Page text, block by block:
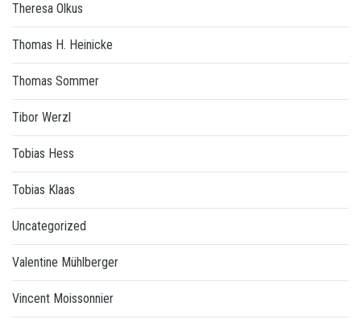
Theresa Olkus
Thomas H. Heinicke
Thomas Sommer
Tibor Werzl
Tobias Hess
Tobias Klaas
Uncategorized
Valentine Mühlberger
Vincent Moissonnier